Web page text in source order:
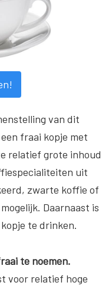
van dit
fraai kopje met
relatief grote inhoud
uit
zwarte koffie of
Daarnaast is
te drinken.
te noemen.
voor relatief hoge